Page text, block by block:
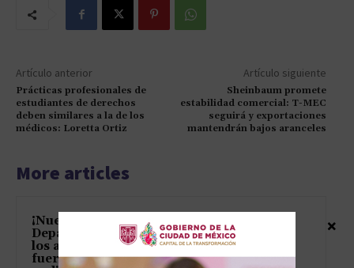
Artículo anterior
Prácticas profesionales de
estudiantes de derechos
deben similares a la de los
médicos: Loretta Ortiz
Artículo siguiente
Sheinbaum promete
estabilidad comercial: T-MEC
seguirá y exportaciones
mantendrán bajos aranceles
More articles
¡Nuevo México demanda al
Departamento de Justicia por
los archivos de Epstein como si
fueran la herencia familiar que
×